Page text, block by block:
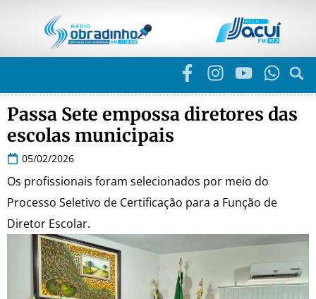
Passa Sete empossa diretores das
escolas municipais
05/02/2026
Os profissionais foram selecionados por meio do
Processo Seletivo de Certificação para a Função de
Diretor Escolar.